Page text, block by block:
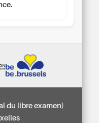
du libre examen)